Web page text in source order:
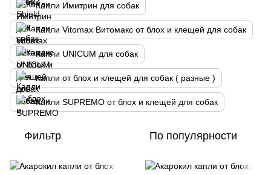
Капли Имитрин для собак
Капли Vitomax Витомакс от блох и клещей для собак
Капли UNICUM для собак
Капли от блох и клещей для собак ( разные )
Капли SUPREMO от блох и клещей для собак
Фильтр По популярности